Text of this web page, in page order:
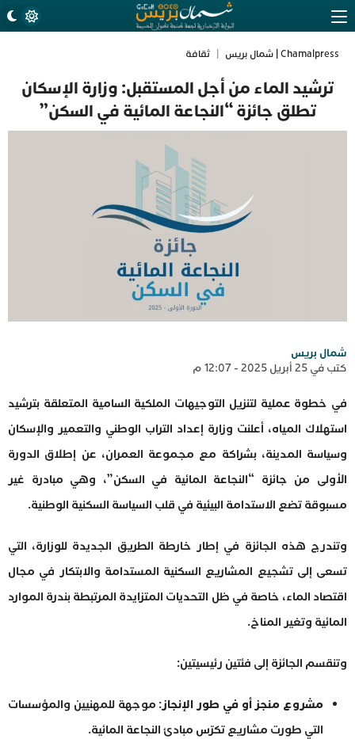
Chamalpress | شمال بريس ثقافة
ترشيد الماء من أجل المستقبل: وزارة الإسكان
تطلق جائزة “النجاعة المائية في السكن”
شمال بريس
كتب في 25 أبريل 2025 - 12:07 م
في خطوة عملية لتنزيل التوجيهات الملكية السامية المتعلقة بترشيد
استهلاك المياه، أعلنت وزارة إعداد التراب الوطني والتعمير والإسكان
وسياسة المدينة، بشراكة مع مجموعة العمران، عن إطلاق الدورة
الأولى من جائزة “النجاعة المائية في السكن”، وهي مبادرة غير
مسبوقة تضع الاستدامة البيئية في قلب السياسة السكنية الوطنية.
وتندرج هذه الجائزة في إطار خارطة الطريق الجديدة للوزارة، التي
تسعى إلى تشجيع المشاريع السكنية المستدامة والابتكار في مجال
اقتصاد الماء، خاصة في ظل التحديات المتزايدة المرتبطة بندرة الموارد
المائية وتغير المناخ.
وتنقسم الجائزة إلى فئتين رئيسيتين:
مشروع منجز أو في طور الإنجاز: موجهة للمهنيين والمؤسسات
التي طورت مشاريع تكرّس مبادئ النجاعة المائية.